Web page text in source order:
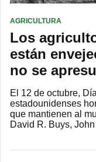
AGRICULTURA
Los
están
no se
El 12 de octubre,
estadounidenses
que mantienen al
David R. Buys,